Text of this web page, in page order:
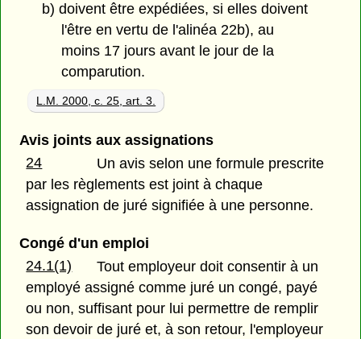
b) doivent être expédiées, si elles doivent
l'être en vertu de l'alinéa 22b), au
moins 17 jours avant le jour de la
comparution.
L.M. 2000, c. 25, art. 3.
Avis joints aux assignations
24
Un avis selon une formule prescrite
par les règlements est joint à chaque
assignation de juré signifiée à une personne.
Congé d'un emploi
24.1(1)
Tout employeur doit consentir à un
employé assigné comme juré un congé, payé
ou non, suffisant pour lui permettre de remplir
son devoir de juré et, à son retour, l'employeur